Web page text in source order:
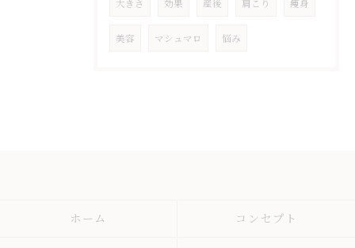
大きさ 効果 産後 肩こり 痩身
美容 マシュマロ 悩み
ホーム コンセプト